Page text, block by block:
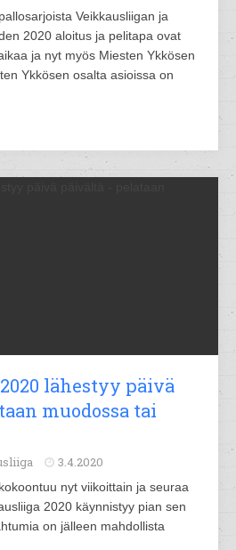
Veikkausliigan ja
2020 aloitus ja pelitapa ovat
ja nyt myös Miesten Ykkösen
Ykkösen osalta asioissa on
lähestyy päivä
muodossa tai
3.4.2020
nyt viikoittain ja seuraa
2020 käynnistyy pian sen
on jälleen mahdollista